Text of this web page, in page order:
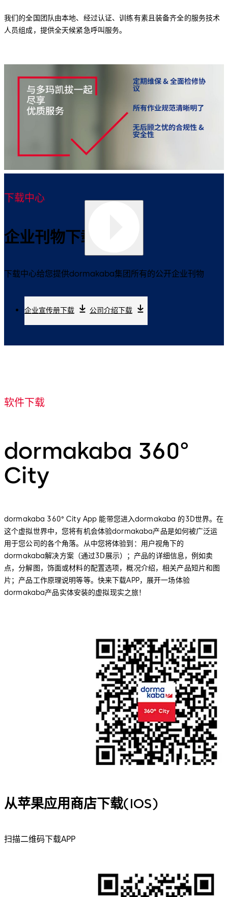
我们的全国团队由本地、经过认证、训练有素且装备齐全的服务技术
人员组成，提供全天候紧急呼叫服务。
下载中心
企业刊物下载
下载中心给您提供dormakaba集团所有的公开企业刊物
企业宣传册下载 公司介绍下载
软件下载
dormakaba 360°
City
dormakaba 360° City App 能带您进入dormakaba 的3D世界。在
这个虚拟世界中，您将有机会体验dormakaba产品是如何被广泛运
用于您公司的各个角落。从中您将体验到：用户视角下的
dormakaba解决方案（通过3D展示）；产品的详细信息，例如卖
点，分解图，饰面或材料的配置选项，概况介绍，相关产品短片和图
片；产品工作原理说明等等。快来下载APP，展开一场体验
dormakaba产品实体安装的虚拟现实之旅！
从苹果应用商店下载(IOS)
扫描二维码下载APP